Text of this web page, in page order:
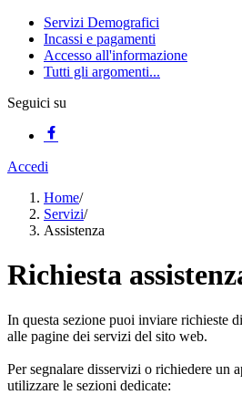
Servizi Demografici
Incassi e pagamenti
Accesso all'informazione
Tutti gli argomenti...
Seguici su
Accedi
Home/
Servizi/
Assistenza
Richiesta
In questa sezione puoi inviare richieste
alle pagine dei servizi del sito web.
Per segnalare disservizi o richiedere un
utilizzare le sezioni dedicate: